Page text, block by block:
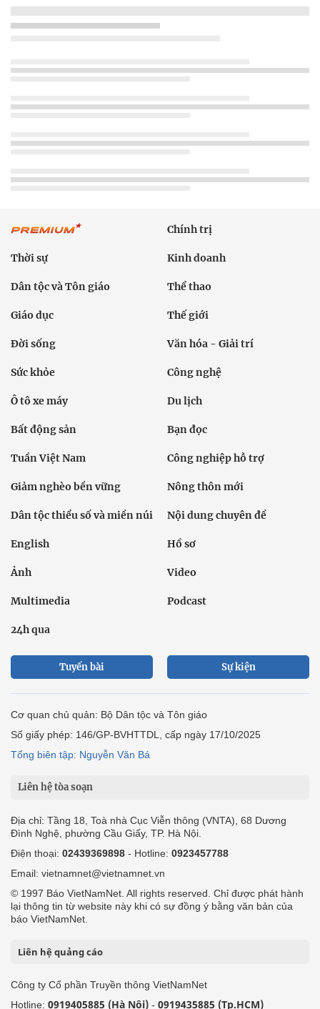
Chính trị
Thời sự Kinh doanh
Dân tộc và Tôn giáo Thể thao
Giáo dục Thế giới
Đời sống Văn hóa - Giải trí
Sức khỏe Công nghệ
Ô tô xe máy Du lịch
Bất động sản Bạn đọc
Tuần Việt Nam Công nghiệp hỗ trợ
Giảm nghèo bền vững Nông thôn mới
Dân tộc thiểu số và miền núi Nội dung chuyên đề
English Hồ sơ
Ảnh Video
Multimedia Podcast
24h qua
Tuyến bài Sự kiện
Cơ quan chủ quản: Bộ Dân tộc và Tôn giáo
Số giấy phép: 146/GP-BVHTTDL, cấp ngày 17/10/2025
Tổng biên tập: Nguyễn Văn Bá
Liên hệ tòa soạn
Địa chỉ: Tầng 18, Toà nhà Cục Viễn thông (VNTA), 68 Dương
Đình Nghệ, phường Cầu Giấy, TP. Hà Nội.
Điện thoại: 02439369898 - Hotline: 0923457788
Email: vietnamnet@vietnamnet.vn
© 1997 Báo VietNamNet. All rights reserved. Chỉ được phát hành
lại thông tin từ website này khi có sự đồng ý bằng văn bản của
báo VietNamNet.
Liên hệ quảng cáo
Công ty Cổ phần Truyền thông VietNamNet
Hotline: 0919405885 (Hà Nội) - 0919435885 (Tp.HCM)